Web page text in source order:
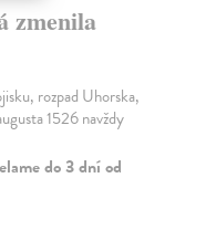
zmenila
rozpad Uhorska,
1526 navždy
do 3 dní od